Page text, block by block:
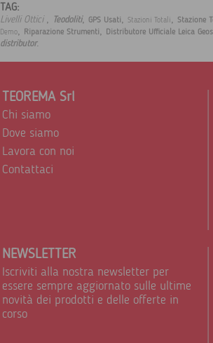
TAG:
Livelli Ottici , Teodoliti, GPS Usati, Stazioni Totali, Stazione
Demo, Riparazione Strumenti, Distributore Ufficiale Leica
distributor.
TEOREMA Srl
Chi siamo
Dove siamo
Lavora con noi
Contattaci
NEWSLETTER
Iscriviti alla nostra newsletter per
essere sempre aggiornato sulle ultime
novità dei prodotti e delle offerte in
corso